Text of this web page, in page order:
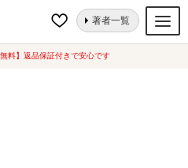
料】返品保証付きで安心です
著者一覧